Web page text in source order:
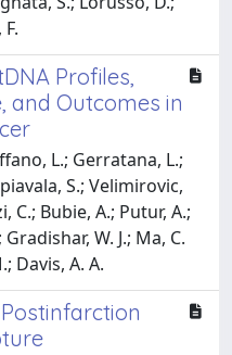
Profiles,
and Outcomes in
L.; Gerratana, L.;
S.; Velimirovic,
C.; Bubie, A.; Putur, A.;
W. J.; Ma, C.
Davis, A. A.